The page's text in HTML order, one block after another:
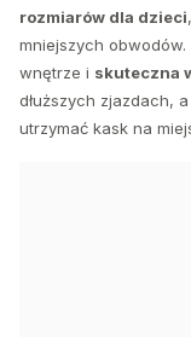
rozmiarów dla dzieci
mniejszych
wnętrze i skuteczna
dłuższych zjazdach,
utrzymać kask na